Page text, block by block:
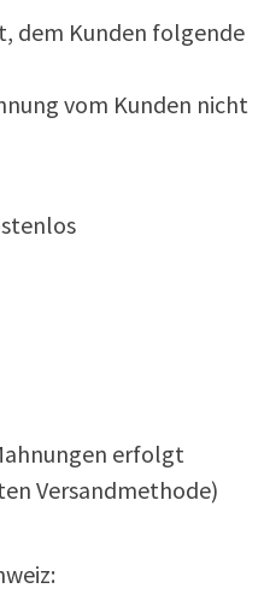
dem Kunden folgende
vom Kunden nicht
erfolgt
Versandmethode)